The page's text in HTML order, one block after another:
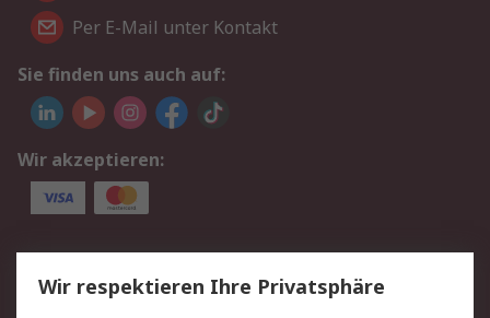
Per E-Mail unter Kontakt
Sie finden uns auch auf:
Wir akzeptieren:
Service
Value Added Services
Lieferlösungen
Wir respektieren Ihre Privatsphäre